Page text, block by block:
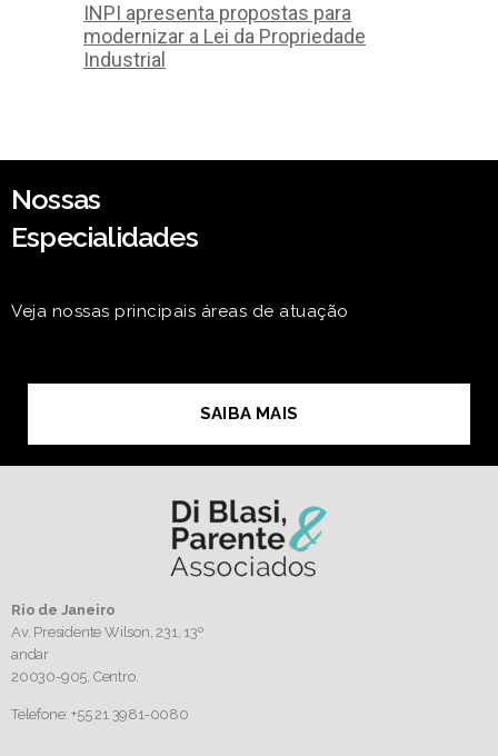
INPI apresenta propostas para
modernizar a Lei da Propriedade
Industrial
Nossas
Especialidades
Veja nossas principais áreas de atuação
SAIBA MAIS
Rio de Janeiro
Av. Presidente Wilson, 231, 13º
andar
20030-905, Centro.
Telefone: +55 21 3981-0080